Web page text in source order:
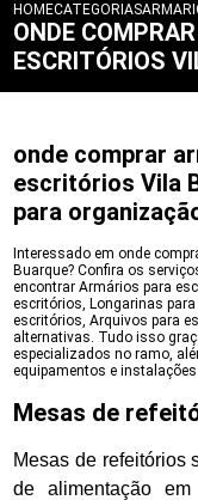
HOMECATEGORIAS
ONDE
ESCRITÓRIOS
onde comprar
escritórios Vila
para
Interessado em onde
Buarque? Confira os
encontrar Armários para
escritórios, Longarinas para
escritórios, Arquivos para
alternativas. Tudo isso
especializados no ramo,
equipamentos e
Mesas de
Mesas de refeitórios
de alimentação